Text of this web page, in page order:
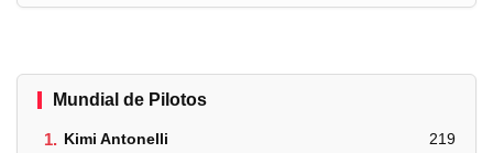
Mundial de Pilotos
1. Kimi Antonelli 219